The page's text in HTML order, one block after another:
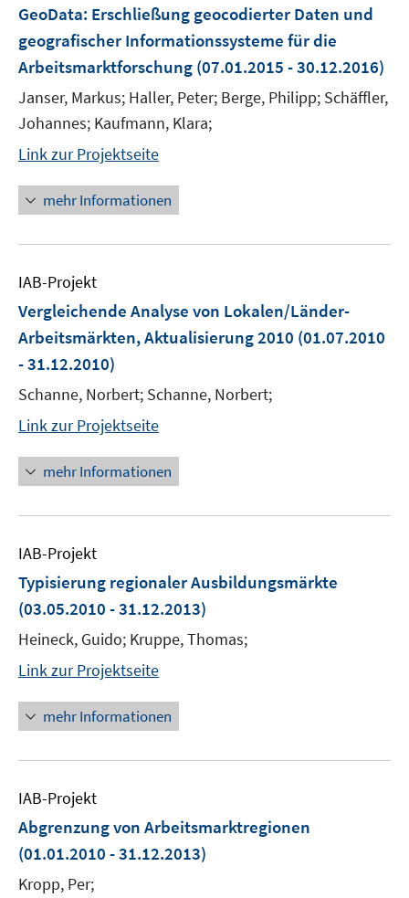
GeoData: Erschließung geocodierter Daten und
geografischer Informationssysteme für die
Arbeitsmarktforschung (07.01.2015 - 30.12.2016)
Janser, Markus; Haller, Peter; Berge, Philipp; Schäffler,
Johannes; Kaufmann, Klara;
Link zur Projektseite
mehr Informationen
IAB-Projekt
Vergleichende Analyse von Lokalen/Länder-
Arbeitsmärkten, Aktualisierung 2010 (01.07.2010
- 31.12.2010)
Schanne, Norbert; Schanne, Norbert;
Link zur Projektseite
mehr Informationen
IAB-Projekt
Typisierung regionaler Ausbildungsmärkte
(03.05.2010 - 31.12.2013)
Heineck, Guido; Kruppe, Thomas;
Link zur Projektseite
mehr Informationen
IAB-Projekt
Abgrenzung von Arbeitsmarktregionen
(01.01.2010 - 31.12.2013)
Kropp, Per;